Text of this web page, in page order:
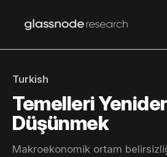
Turkish
Temelleri
Düşünmek
Makroekonomik ortam